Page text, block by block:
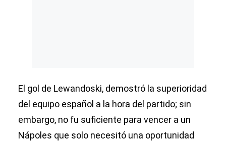
El gol de Lewandoski, demostró la superioridad
del equipo español a la hora del partido; sin
embargo, no fu suficiente para vencer a un
Nápoles que solo necesitó una oportunidad